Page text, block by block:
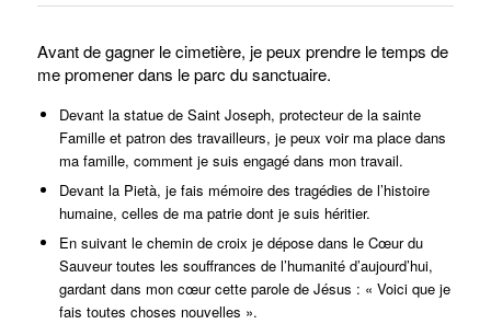
Avant de gagner le cimetière, je peux prendre le temps de
me promener dans le parc du sanctuaire.
Devant la statue de Saint Joseph, protecteur de la sainte
Famille et patron des travailleurs, je peux voir ma place dans
ma famille, comment je suis engagé dans mon travail.
Devant la Pietà, je fais mémoire des tragédies de l’histoire
humaine, celles de ma patrie dont je suis héritier.
En suivant le chemin de croix je dépose dans le Cœur du
Sauveur toutes les souffrances de l’humanité d’aujourd’hui,
gardant dans mon cœur cette parole de Jésus : « Voici que je
fais toutes choses nouvelles ».